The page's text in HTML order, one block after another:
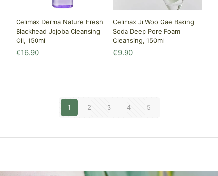
Celimax Derma Nature Fresh
Blackhead Jojoba Cleansing
Oil, 150ml
€16.90
Celimax Ji Woo Gae Baking
Soda Deep Pore Foam
Cleansing, 150ml
€9.90
1 2 3 4 5